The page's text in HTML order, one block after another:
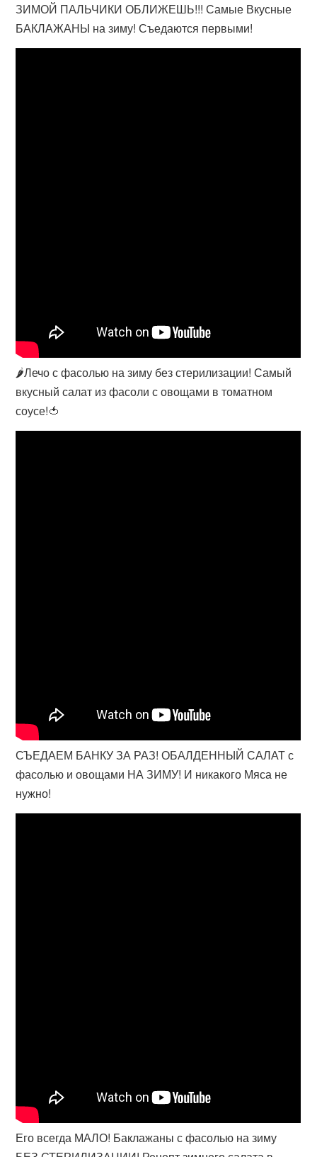
ЗИМОЙ ПАЛЬЧИКИ ОБЛИЖЕШЬ!!! Самые Вкусные
БАКЛАЖАНЫ на зиму! Съедаются первыми!
🌶Лечо с фасолью на зиму без стерилизации! Самый
вкусный салат из фасоли с овощами в томатном
соусе!🍅
СЪЕДАЕМ БАНКУ ЗА РАЗ! ОБАЛДЕННЫЙ САЛАТ с
фасолью и овощами НА ЗИМУ! И никакого Мяса не
нужно!
Его всегда МАЛО! Баклажаны с фасолью на зиму